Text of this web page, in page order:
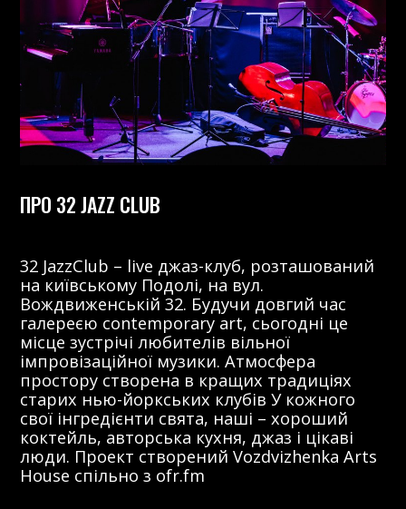
ПРО 32 JAZZ CLUB
32 JazzClub – live джаз-клуб, розташований
на київському Подолі, на вул.
Вождвиженській 32. Будучи довгий час
галереєю contemporary art, сьогодні це
місце зустрічі любителів вільної
імпровізаційної музики. Атмосфера
простору створена в кращих традиціях
старих нью-йоркських клубів У кожного
свої інгредієнти свята, наші – хороший
коктейль, авторська кухня, джаз і цікаві
люди. Проект створений Vozdvizhenka Arts
House спільно з ofr.fm